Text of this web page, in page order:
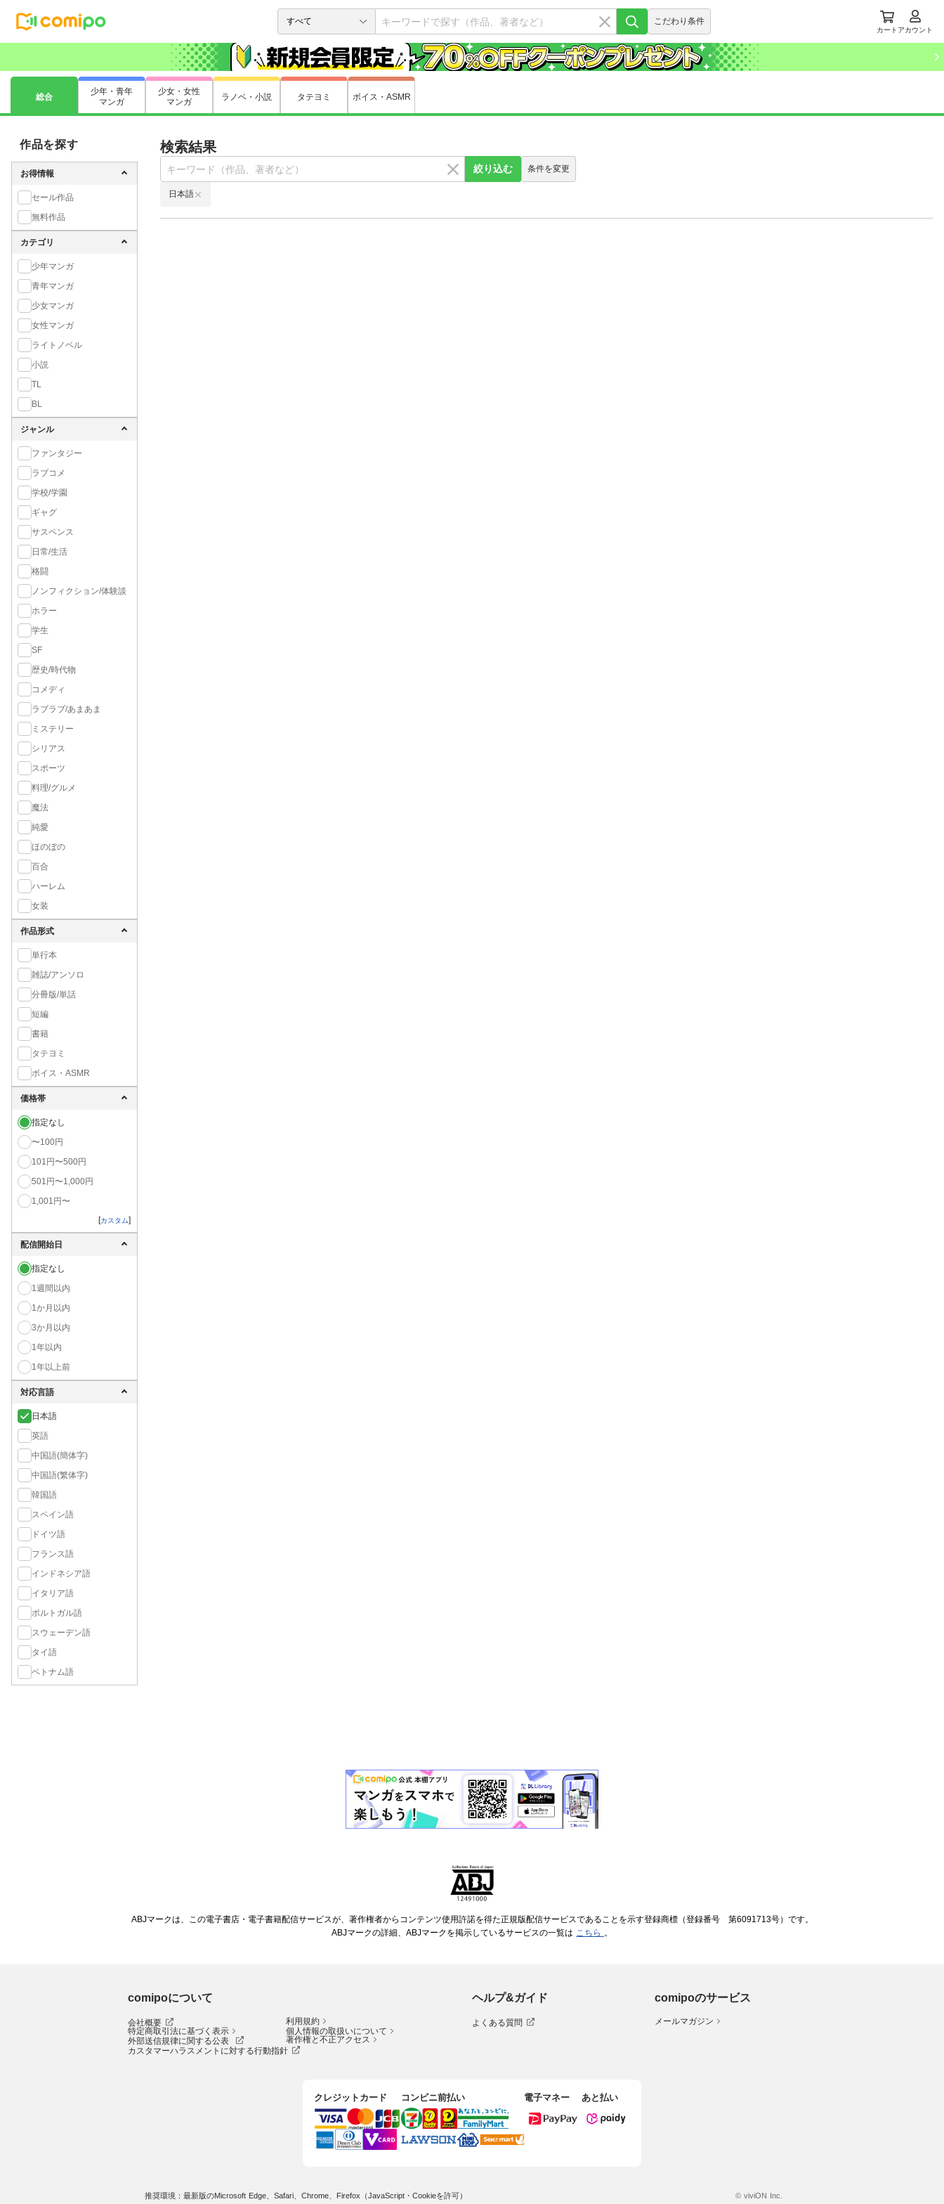
こだわり条件
カート アカウント
総合
少年・青年
マンガ
少女・女性
マンガ
ラノベ・小説 タテヨミ ボイス・ASMR
作品を探す
お得情報
セール作品
無料作品
カテゴリ
少年マンガ
青年マンガ
少女マンガ
女性マンガ
ライトノベル
小説
TL
BL
ジャンル
ファンタジー
ラブコメ
学校/学園
ギャグ
サスペンス
日常/生活
格闘
ノンフィクション/体験談
ホラー
学生
SF
歴史/時代物
コメディ
ラブラブ/あまあま
ミステリー
シリアス
スポーツ
料理/グルメ
魔法
純愛
ほのぼの
百合
ハーレム
女装
作品形式
単行本
雑誌/アンソロ
分冊版/単話
短編
書籍
タテヨミ
ボイス・ASMR
価格帯
指定なし
〜100円
101円〜500円
501円〜1,000円
1,001円〜
[カスタム]
配信開始日
指定なし
1週間以内
1か月以内
3か月以内
1年以内
1年以上前
対応言語
日本語
英語
中国語(簡体字)
中国語(繁体字)
韓国語
スペイン語
ドイツ語
フランス語
インドネシア語
イタリア語
ポルトガル語
スウェーデン語
タイ語
ベトナム語
検索結果
絞り込む 条件を変更
日本語
ABJマークは、この電子書店・電子書籍配信サービスが、著作権者からコンテンツ使用許諾を得た正規版配信サービスであることを示す登録商標（登録番号 第6091713号）です。
ABJマークの詳細、ABJマークを掲示しているサービスの一覧は こちら 。
comipoについて
会社概要
利用規約
特定商取引法に基づく表示
個人情報の取扱いについて
外部送信規律に関する公表
著作権と不正アクセス
カスタマーハラスメントに対する行動指針
ヘルプ&ガイド
よくある質問
comipoのサービス
メールマガジン
クレジットカード コンビニ前払い 電子マネー あと払い
推奨環境：最新版のMicrosoft Edge、Safari、Chrome、Firefox（JavaScript・Cookieを許可） © viviON Inc.